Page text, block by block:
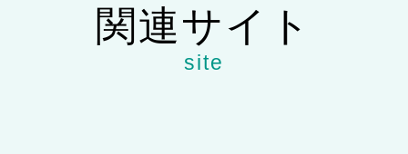
関連サイト
site